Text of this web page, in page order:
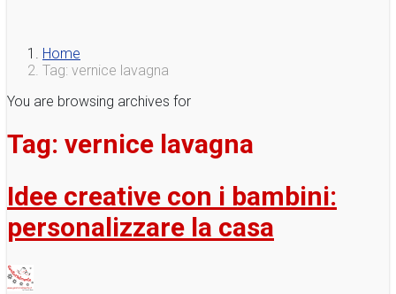
Home
Tag: vernice lavagna
You are browsing archives for
Tag: vernice lavagna
Idee creative con i bambini:
personalizzare la casa